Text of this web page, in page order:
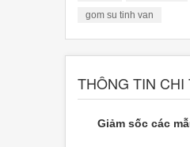
gom su tinh van
THÔNG TIN CHI
Giảm sốc các